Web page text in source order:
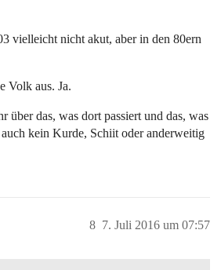
vielleicht nicht akut, aber in den 80ern
Volk aus. Ja.
über das, was dort passiert und das, was
kein Kurde, Schiit oder anderweitig
7. Juli 2016 um 07:57
8